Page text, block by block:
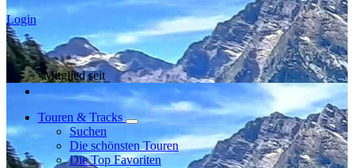
Login
Mitglied seit
Touren & Tracks
Suchen
Die schönsten Touren
Die Top Favoriten